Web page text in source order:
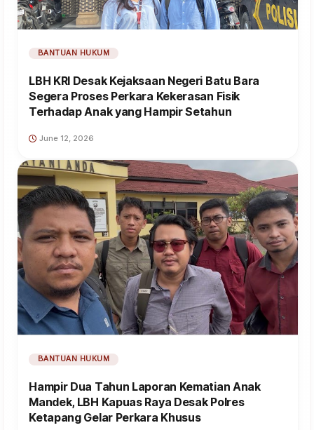
BANTUAN HUKUM
LBH KRI Desak Kejaksaan Negeri Batu Bara
Segera Proses Perkara Kekerasan Fisik
Terhadap Anak yang Hampir Setahun
June 12, 2026
BANTUAN HUKUM
Hampir Dua Tahun Laporan Kematian Anak
Mandek, LBH Kapuas Raya Desak Polres
Ketapang Gelar Perkara Khusus